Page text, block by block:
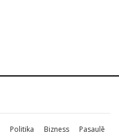
Politika Bizness Pasaulē